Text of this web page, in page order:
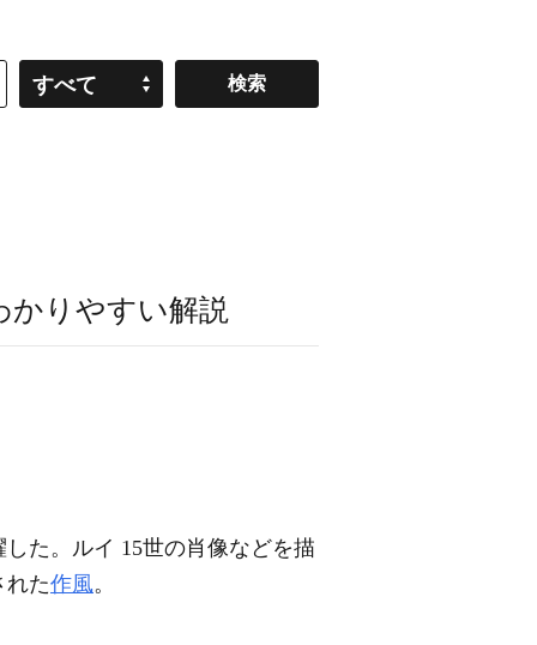
すべて
かりやすい解説
した。ルイ 15世の肖像などを描
れた作風。